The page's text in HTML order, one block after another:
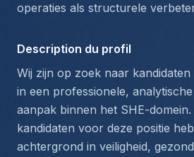
operaties als structurele
Description du profil
Wij zijn op zoek naar
in een professionele,
aanpak binnen het SHE-
kandidaten voor deze positie
achtergrond in veiligheid,